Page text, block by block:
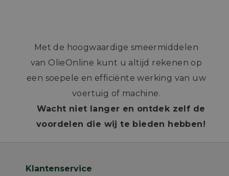
Met de hoogwaardige smeermiddelen
van OlieOnline kunt u altijd rekenen op
een soepele en efficiënte werking van uw
voertuig of machine.
Wacht niet langer en ontdek zelf de
voordelen die wij te bieden hebben!
Klantenservice